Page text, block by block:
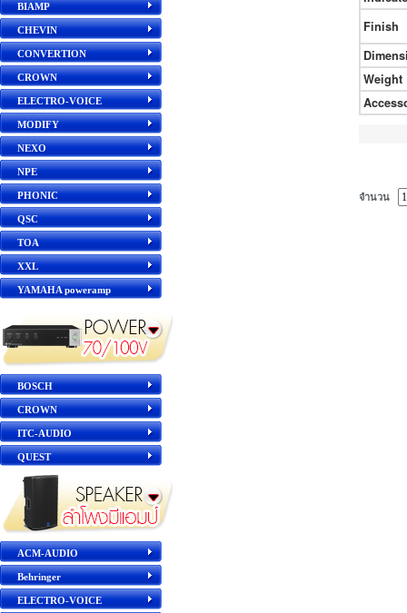
BIAMP
CHEVIN
CONVERTION
CROWN
ELECTRO-VOICE
MODIFY
NEXO
NPE
PHONIC
QSC
TOA
XXL
YAMAHA poweramp
BOSCH
CROWN
ITC-AUDIO
QUEST
ACM-AUDIO
Behringer
ELECTRO-VOICE
Finish
Weight
จำนวน